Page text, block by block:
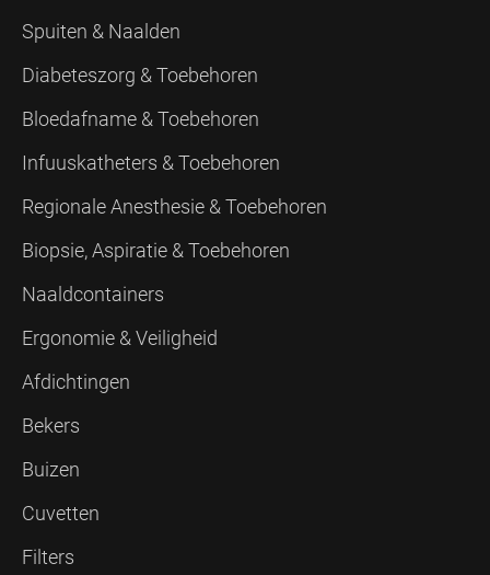
Spuiten & Naalden
Diabeteszorg & Toebehoren
Bloedafname & Toebehoren
Infuuskatheters & Toebehoren
Regionale Anesthesie & Toebehoren
Biopsie, Aspiratie & Toebehoren
Naaldcontainers
Ergonomie & Veiligheid
Afdichtingen
Bekers
Buizen
Cuvetten
Filters